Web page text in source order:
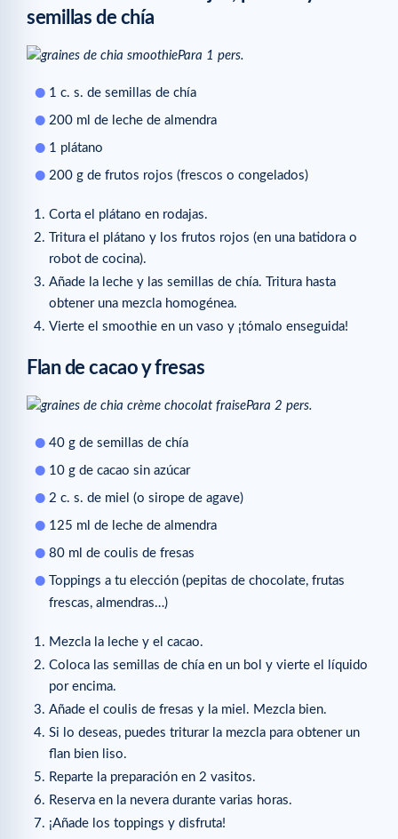
semillas de chía
Para 1 pers.
1 c. s. de semillas de chía
200 ml de leche de almendra
1 plátano
200 g de frutos rojos (frescos o congelados)
Corta el plátano en rodajas.
Tritura el plátano y los frutos rojos (en una batidora o
robot de cocina).
Añade la leche y las semillas de chía. Tritura hasta
obtener una mezcla homogénea.
Vierte el smoothie en un vaso y ¡tómalo enseguida!
Flan de cacao y fresas
Para 2 pers.
40 g de semillas de chía
10 g de cacao sin azúcar
2 c. s. de miel (o sirope de agave)
125 ml de leche de almendra
80 ml de coulis de fresas
Toppings a tu elección (pepitas de chocolate, frutas
frescas, almendras…)
Mezcla la leche y el cacao.
Coloca las semillas de chía en un bol y vierte el líquido
por encima.
Añade el coulis de fresas y la miel. Mezcla bien.
Si lo deseas, puedes triturar la mezcla para obtener un
flan bien liso.
Reparte la preparación en 2 vasitos.
Reserva en la nevera durante varias horas.
¡Añade los toppings y disfruta!